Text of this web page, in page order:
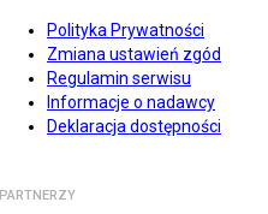
Polityka Prywatności
Zmiana ustawień zgód
Regulamin serwisu
Informacje o nadawcy
Deklaracja dostępności
PARTNERZY